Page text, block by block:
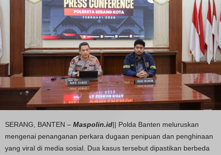
SERANG, BANTEN – Maspolin.id|| Polda Banten meluruskan
mengenai penanganan perkara dugaan penipuan dan penghinaan
yang viral di media sosial. Dua kasus tersebut dipastikan berbeda